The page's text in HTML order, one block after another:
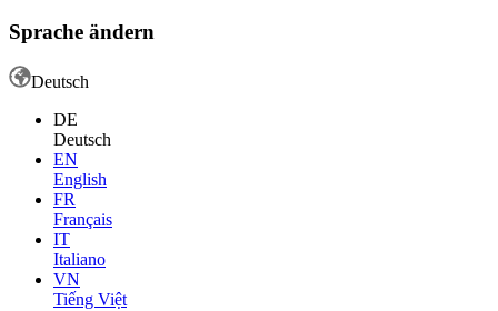
Sprache ändern
Deutsch
DE
Deutsch
EN
English
FR
Français
IT
Italiano
VN
Tiếng Việt